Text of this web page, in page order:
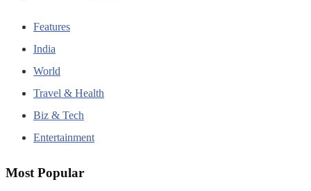
Features
India
World
Travel & Health
Biz & Tech
Entertainment
Most Popular